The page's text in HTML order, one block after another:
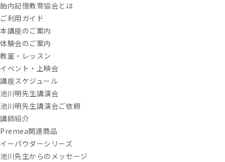
胎内記憶教育協会とは
ご利用ガイド
本講座のご案内
体験会のご案内
教室・レッスン
イベント・上映会
講座スケジュール
池川明先生講演会
池川明先生講演会ご依頼
講師紹介
Premea関連商品
イーパウダーシリーズ
池川先生からのメッセージ